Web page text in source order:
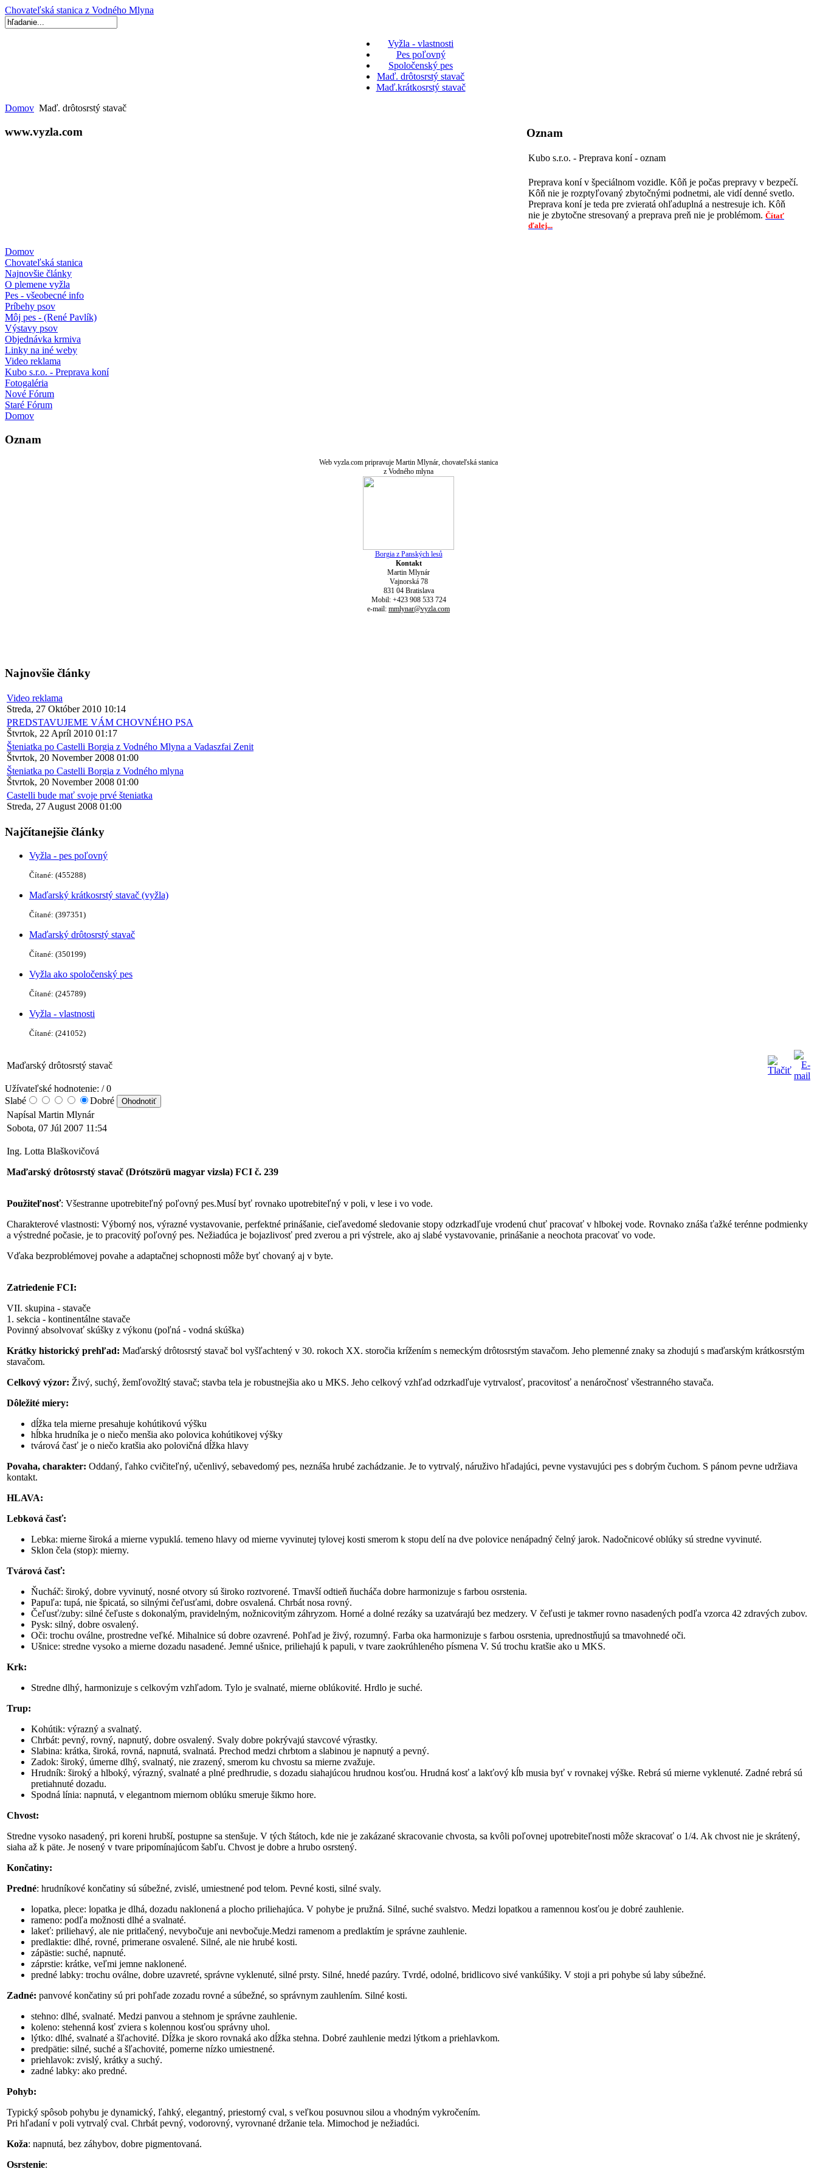
Chovateľská stanica z Vodného Mlyna
Vyžla - vlastnosti
Pes poľovný
Spoločenský pes
Maď. drôtosrstý stavač
Maď.krátkosrstý stavač
Oznam
Kubo s.r.o. - Preprava koní - oznam
Preprava koní v špeciálnom vozidle. Kôň je počas prepravy v bezpečí.
Kôň nie je rozptyľovaný zbytočnými podnetmi, ale vidí denné svetlo.
Preprava koní je teda pre zvieratá ohľaduplná a nestresuje ich. Kôň
nie je zbytočne stresovaný a preprava preň nie je problémom. Čítať
ďalej...
Domov Maď. drôtosrstý stavač
www.vyzla.com
Domov
Chovateľská stanica
Najnovšie články
O plemene vyžla
Pes - všeobecné info
Príbehy psov
Môj pes - (René Pavlík)
Výstavy psov
Objednávka krmiva
Linky na iné weby
Video reklama
Kubo s.r.o. - Preprava koní
Fotogaléria
Nové Fórum
Staré Fórum
Domov
Oznam
Web vyzla.com pripravuje Martin Mlynár, chovateľská stanica
z Vodného mlyna
Borgia z Panských lesů
Kontakt
Martin Mlynár
Vajnorská 78
831 04 Bratislava
Mobil: +423 908 533 724
e-mail: mmlynar@vyzla.com
Najnovšie články
Video reklama
Streda, 27 Október 2010 10:14
PREDSTAVUJEME VÁM CHOVNÉHO PSA
Štvrtok, 22 Apríl 2010 01:17
Šteniatka po Castelli Borgia z Vodného Mlyna a Vadaszfai Zenit
Štvrtok, 20 November 2008 01:00
Šteniatka po Castelli Borgia z Vodného mlyna
Štvrtok, 20 November 2008 01:00
Castelli bude mať svoje prvé šteniatka
Streda, 27 August 2008 01:00
Najčítanejšie články
Vyžla - pes poľovný
Čítané: (455288)
Maďarský krátkosrstý stavač (vyžla)
Čítané: (397351)
Maďarský drôtosrstý stavač
Čítané: (350199)
Vyžla ako spoločenský pes
Čítané: (245789)
Vyžla - vlastnosti
Čítané: (241052)
Maďarský drôtosrstý stavač
Užívateľské hodnotenie: / 0
Slabé
Dobré
Napísal Martin Mlynár
Sobota, 07 Júl 2007 11:54
Ing. Lotta Blaškovičová
Maďarský drôtosrstý stavač (Drótszörü magyar vizsla) FCI č. 239
Použiteľnosť: Všestranne upotrebiteľný poľovný pes.Musí byť rovnako upotrebiteľný v poli, v lese i vo vode.
Charakterové vlastnosti: Výborný nos, výrazné vystavovanie, perfektné prinášanie, cieľavedomé sledovanie stopy odzrkadľuje vrodenú chuť pracovať v hlbokej vode. Rovnako znáša ťažké terénne podmienky
a výstredné počasie, je to pracovitý poľovný pes. Nežiadúca je bojazlivosť pred zverou a pri výstrele, ako aj slabé vystavovanie, prinášanie a neochota pracovať vo vode.
Vďaka bezproblémovej povahe a adaptačnej schopnosti môže byť chovaný aj v byte.
Zatriedenie FCI:
VII. skupina - stavače
1. sekcia - kontinentálne stavače
Povinný absolvovať skúšky z výkonu (poľná - vodná skúška)
Krátky historický prehľad: Maďarský drôtosrstý stavač bol vyšľachtený v 30. rokoch XX. storočia krížením s nemeckým drôtosrstým stavačom. Jeho plemenné znaky sa zhodujú s maďarským krátkosrstým
stavačom.
Celkový výzor: Živý, suchý, žemľovožltý stavač; stavba tela je robustnejšia ako u MKS. Jeho celkový vzhľad odzrkadľuje vytrvalosť, pracovitosť a nenáročnosť všestranného stavača.
Dôležité miery:
dĺžka tela mierne presahuje kohútikovú výšku
hĺbka hrudníka je o niečo menšia ako polovica kohútikovej výšky
tvárová časť je o niečo kratšia ako polovičná dĺžka hlavy
Povaha, charakter: Oddaný, ľahko cvičiteľný, učenlivý, sebavedomý pes, neznáša hrubé zachádzanie. Je to vytrvalý, náruživo hľadajúci, pevne vystavujúci pes s dobrým čuchom. S pánom pevne udržiava
kontakt.
HLAVA:
Lebková časť:
Lebka: mierne široká a mierne vypuklá. temeno hlavy od mierne vyvinutej tylovej kosti smerom k stopu delí na dve polovice nenápadný čelný jarok. Nadočnicové oblúky sú stredne vyvinuté.
Sklon čela (stop): mierny.
Tvárová časť:
Ňucháč: široký, dobre vyvinutý, nosné otvory sú široko roztvorené. Tmavší odtieň ňucháča dobre harmonizuje s farbou osrstenia.
Papuľa: tupá, nie špicatá, so silnými čeľusťami, dobre osvalená. Chrbát nosa rovný.
Čeľusť/zuby: silné čeľuste s dokonalým, pravidelným, nožnicovitým záhryzom. Horné a dolné rezáky sa uzatvárajú bez medzery. V čeľusti je takmer rovno nasadených podľa vzorca 42 zdravých zubov.
Pysk: silný, dobre osvalený.
Oči: trochu oválne, prostredne veľké. Mihalnice sú dobre ozavrené. Pohľad je živý, rozumný. Farba oka harmonizuje s farbou osrstenia, uprednostňujú sa tmavohnedé oči.
Ušnice: stredne vysoko a mierne dozadu nasadené. Jemné ušnice, priliehajú k papuli, v tvare zaokrúhleného písmena V. Sú trochu kratšie ako u MKS.
Krk:
Stredne dlhý, harmonizuje s celkovým vzhľadom. Tylo je svalnaté, mierne oblúkovité. Hrdlo je suché.
Trup:
Kohútik: výrazný a svalnatý.
Chrbát: pevný, rovný, napnutý, dobre osvalený. Svaly dobre pokrývajú stavcové výrastky.
Slabina: krátka, široká, rovná, napnutá, svalnatá. Prechod medzi chrbtom a slabinou je napnutý a pevný.
Zadok: široký, úmerne dlhý, svalnatý, nie zrazený, smerom ku chvostu sa mierne zvažuje.
Hrudník: široký a hlboký, výrazný, svalnaté a plné predhrudie, s dozadu siahajúcou hrudnou kosťou. Hrudná kosť a lakťový kĺb musia byť v rovnakej výške. Rebrá sú mierne vyklenuté. Zadné rebrá sú
pretiahnuté dozadu.
Spodná línia: napnutá, v elegantnom miernom oblúku smeruje šikmo hore.
Chvost:
Stredne vysoko nasadený, pri koreni hrubší, postupne sa stenšuje. V tých štátoch, kde nie je zakázané skracovanie chvosta, sa kvôli poľovnej upotrebiteľnosti môže skracovať o 1/4. Ak chvost nie je skrátený,
siaha až k päte. Je nosený v tvare pripomínajúcom šabľu. Chvost je dobre a hrubo osrstený.
Končatiny:
Predné: hrudníkové končatiny sú súbežné, zvislé, umiestnené pod telom. Pevné kosti, silné svaly.
lopatka, plece: lopatka je dlhá, dozadu naklonená a plocho priliehajúca. V pohybe je pružná. Silné, suché svalstvo. Medzi lopatkou a ramennou kosťou je dobré zauhlenie.
rameno: podľa možnosti dlhé a svalnaté.
lakeť: priliehavý, ale nie pritlačený, nevybočuje ani nevbočuje.Medzi ramenom a predlaktím je správne zauhlenie.
predlaktie: dlhé, rovné, primerane osvalené. Silné, ale nie hrubé kosti.
zápästie: suché, napnuté.
záprstie: krátke, veľmi jemne naklonené.
predné labky: trochu oválne, dobre uzavreté, správne vyklenuté, silné prsty. Silné, hnedé pazúry. Tvrdé, odolné, bridlicovo sivé vankúšiky. V stoji a pri pohybe sú laby súbežné.
Zadné: panvové končatiny sú pri pohľade zozadu rovné a súbežné, so správnym zauhlením. Silné kosti.
stehno: dlhé, svalnaté. Medzi panvou a stehnom je správne zauhlenie.
koleno: stehenná kosť zviera s kolennou kosťou správny uhol.
lýtko: dlhé, svalnaté a šľachovité. Dĺžka je skoro rovnaká ako dĺžka stehna. Dobré zauhlenie medzi lýtkom a priehlavkom.
predpätie: silné, suché a šľachovité, pomerne nízko umiestnené.
priehlavok: zvislý, krátky a suchý.
zadné labky: ako predné.
Pohyb:
Typický spôsob pohybu je dynamický, ľahký, elegantný, priestorný cval, s veľkou posuvnou silou a vhodným vykročením.
Pri hľadaní v poli vytrvalý cval. Chrbát pevný, vodorovný, vyrovnané držanie tela. Mimochod je nežiadúci.
Koža: napnutá, bez záhybov, dobre pigmentovaná.
Osrstenie: